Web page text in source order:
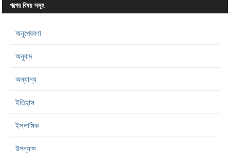
গল্পের বিষয় সমূহ
অনুপ্রেরণা
অনুবাদ
অন্যান্য
ইতিহাস
ইসলামিক
উপন্যাস